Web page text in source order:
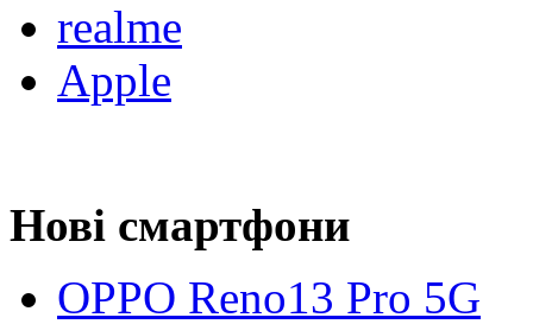
realme
Apple
Нові смартфони
OPPO Reno13 Pro 5G